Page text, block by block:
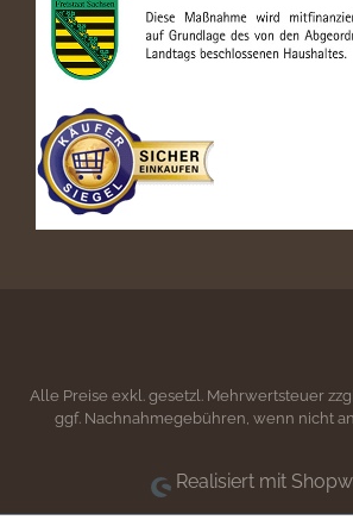
Alle Preise exkl. gesetzl. Mehrwertsteuer
ggf. Nachnahmegebühren, wenn nicht
Realisiert mit